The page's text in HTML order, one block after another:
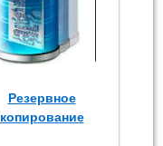
Резервное
копирование